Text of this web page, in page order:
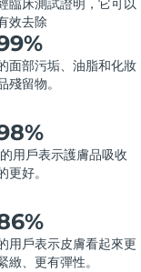
臨床測試證明，它可以
效去除
面部污垢、油脂和化妝
殘留物。
用戶表示護膚品吸收
更好。
用戶表示皮膚看起來更
緻、更有彈性。